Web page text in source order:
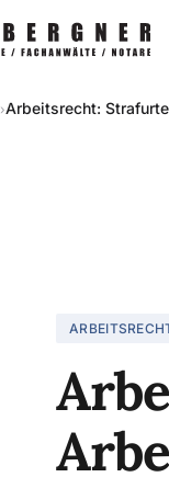
›Arbeitsrecht: